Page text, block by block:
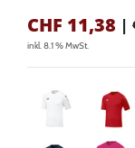
CHF 11,38 |
inkl. 8.1 % MwSt.